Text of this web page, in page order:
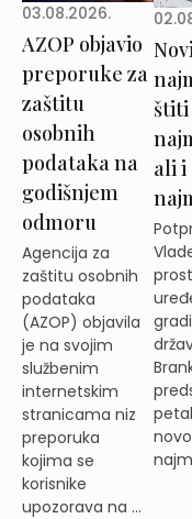
03.08.2026.
AZOP objavio
preporuke za
zaštitu
osobnih
podataka na
godišnjem
odmoru
Agencija za
zaštitu osobnih
podataka
(AZOP) objavila
je na svojim
službenim
internetskim
stranicama niz
preporuka
kojima se
korisnike
upozorava na ...
štiti
ali i